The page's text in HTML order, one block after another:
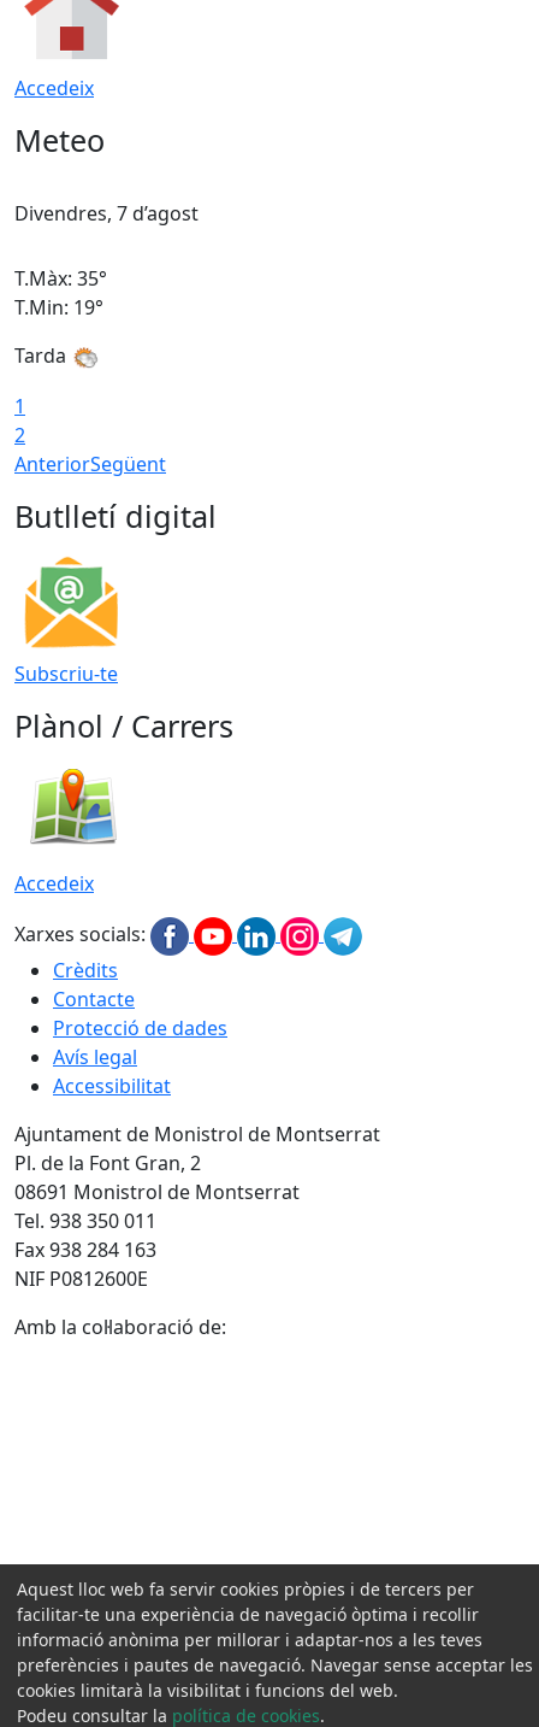
Accedeix
Meteo
Divendres, 7 d’agost
T.Màx: 35°
T.Min: 19°
Tarda
1
2
AnteriorSegüent
Butlletí digital
Subscriu-te
Plànol / Carrers
Accedeix
Xarxes socials:
Crèdits
Contacte
Protecció de dades
Avís legal
Accessibilitat
Ajuntament de Monistrol de Montserrat
Pl. de la Font Gran, 2
08691 Monistrol de Montserrat
Tel. 938 350 011
Fax 938 284 163
NIF P0812600E
Amb la col·laboració de:
Aquest lloc web fa servir cookies pròpies i de tercers per
facilitar-te una experiència de navegació òptima i recollir
informació anònima per millorar i adaptar-nos a les teves
preferències i pautes de navegació. Navegar sense acceptar les
cookies limitarà la visibilitat i funcions del web.
Podeu consultar la política de cookies.